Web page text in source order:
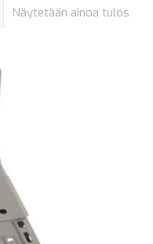
Näytetään ainoa tulos